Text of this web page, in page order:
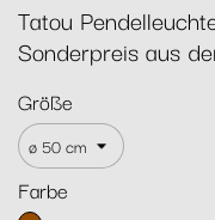
Tatou
Sonderpreis aus
Größe
Farbe